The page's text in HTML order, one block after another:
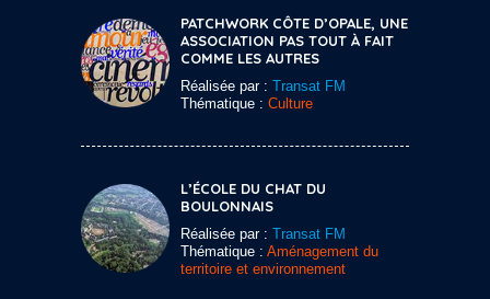
PATCHWORK CÔTE D’OPALE, UNE
ASSOCIATION PAS TOUT À FAIT
COMME LES AUTRES
Réalisée par : Transat FM
Thématique : Culture
L’ÉCOLE DU CHAT DU
BOULONNAIS
Réalisée par : Transat FM
Thématique : Aménagement du
territoire et environnement